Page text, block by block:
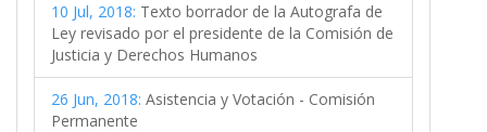
10 Jul, 2018: Texto borrador de la Autografa de
Ley revisado por el presidente de la Comisión de
Justicia y Derechos Humanos
26 Jun, 2018: Asistencia y Votación - Comisión
Permanente